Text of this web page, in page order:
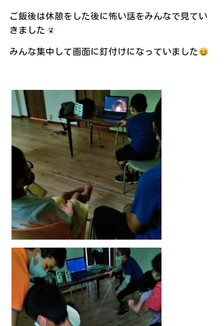
ご飯後は休憩をした後に怖い話をみんなで見てい
きました
みんな集中して画面に釘付けになっていました